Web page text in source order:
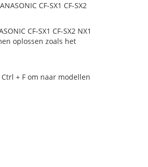
CF-SX1 CF-SX2
CF-SX1 CF-SX2 NX1
oplossen zoals het
+ F om naar modellen